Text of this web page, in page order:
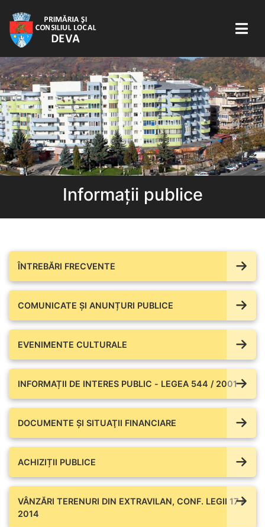
Informații publice
ÎNTREBĂRI FRECVENTE
COMUNICATE ŞI ANUNȚURI PUBLICE
EVENIMENTE CULTURALE
INFORMAȚII DE INTERES PUBLIC - LEGEA 544 / 2001
DOCUMENTE ŞI SITUAŢII FINANCIARE
ACHIZIȚII PUBLICE
VÂNZĂRI TERENURI DIN EXTRAVILAN, CONF. LEGII 17 /
2014